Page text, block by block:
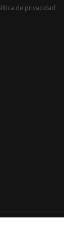
de privacidad